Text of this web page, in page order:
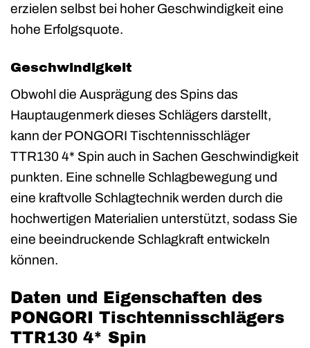
erzielen selbst bei hoher Geschwindigkeit eine
hohe Erfolgsquote.
Geschwindigkeit
Obwohl die Ausprägung des Spins das
Hauptaugenmerk dieses Schlägers darstellt,
kann der PONGORI Tischtennisschläger
TTR130 4* Spin auch in Sachen Geschwindigkeit
punkten. Eine schnelle Schlagbewegung und
eine kraftvolle Schlagtechnik werden durch die
hochwertigen Materialien unterstützt, sodass Sie
eine beeindruckende Schlagkraft entwickeln
können.
Daten und Eigenschaften des
PONGORI Tischtennisschlägers
TTR130 4* Spin